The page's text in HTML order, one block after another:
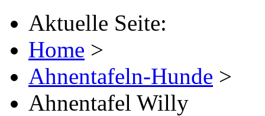
Aktuelle Seite:
Home >
Ahnentafeln-Hunde >
Ahnentafel Willy